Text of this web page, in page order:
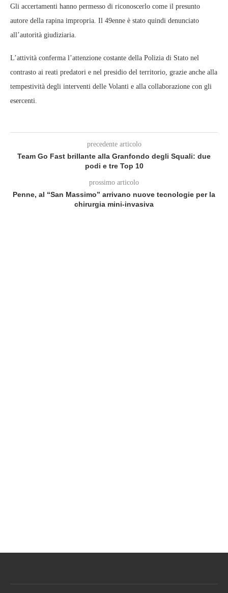
Gli accertamenti hanno permesso di riconoscerlo come il presunto
autore della rapina impropria. Il 49enne è stato quindi denunciato
all’autorità giudiziaria.
L’attività conferma l’attenzione costante della Polizia di Stato nel
contrasto ai reati predatori e nel presidio del territorio, grazie anche alla
tempestività degli interventi delle Volanti e alla collaborazione con gli
esercenti.
precedente articolo
Team Go Fast brillante alla Granfondo degli Squali: due
podi e tre Top 10
prossimo articolo
Penne, al “San Massimo” arrivano nuove tecnologie per la
chirurgia mini‑invasiva